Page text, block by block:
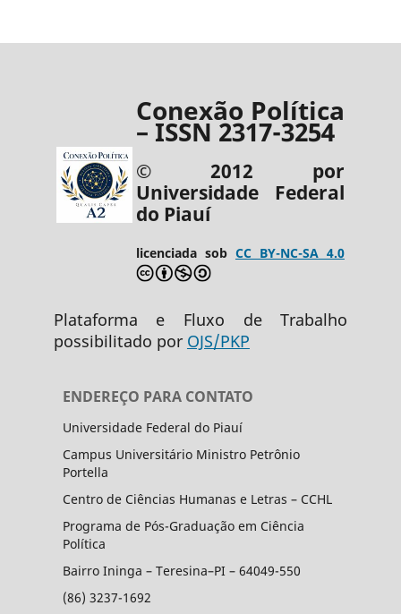
Conexão Política
– ISSN 2317-3254
© 2012 por
Universidade Federal
do Piauí
licenciada sob CC BY-NC-SA 4.0
Plataforma e Fluxo de Trabalho
possibilitado por OJS/PKP
ENDEREÇO PARA CONTATO
Universidade Federal do Piauí
Campus Universitário Ministro Petrônio
Portella
Centro de Ciências Humanas e Letras – CCHL
Programa de Pós-Graduação em Ciência
Política
Bairro Ininga – Teresina–PI – 64049-550
(86) 3237-1692